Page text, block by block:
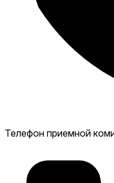
Телефон приемной